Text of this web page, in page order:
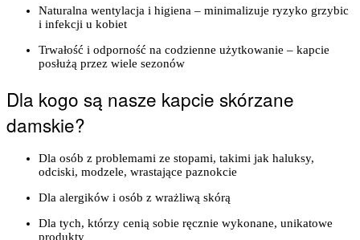
Naturalna wentylacja i higiena – minimalizuje ryzyko grzybic
i infekcji u kobiet
Trwałość i odporność na codzienne użytkowanie – kapcie
posłużą przez wiele sezonów
Dla kogo są nasze kapcie skórzane
damskie?
Dla osób z problemami ze stopami, takimi jak haluksy,
odciski, modzele, wrastające paznokcie
Dla alergików i osób z wrażliwą skórą
Dla tych, którzy cenią sobie ręcznie wykonane, unikatowe
produkty